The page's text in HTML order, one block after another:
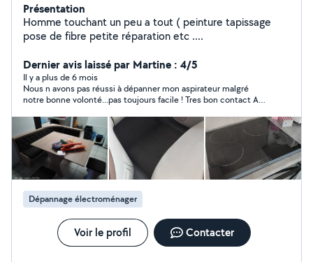
Présentation
Homme touchant un peu a tout ( peinture tapissage
pose de fibre petite réparation etc ....
Dernier avis laissé par Martine : 4/5
Il y a plus de 6 mois
Nous n avons pas réussi à dépanner mon aspirateur malgré
notre bonne volonté...pas toujours facile ! Tres bon contact A
Dépannage électroménager
Voir le profil Contacter